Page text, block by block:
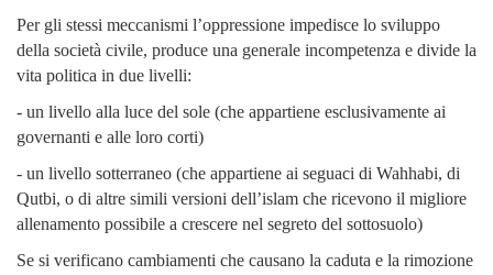
Per gli stessi meccanismi l’oppressione impedisce lo sviluppo
della società civile, produce una generale incompetenza e divide la
vita politica in due livelli:
- un livello alla luce del sole (che appartiene esclusivamente ai
governanti e alle loro corti)
- un livello sotterraneo (che appartiene ai seguaci di Wahhabi, di
Qutbi, o di altre simili versioni dell’islam che ricevono il migliore
allenamento possibile a crescere nel segreto del sottosuolo)
Se si verificano cambiamenti che causano la caduta e la rimozione